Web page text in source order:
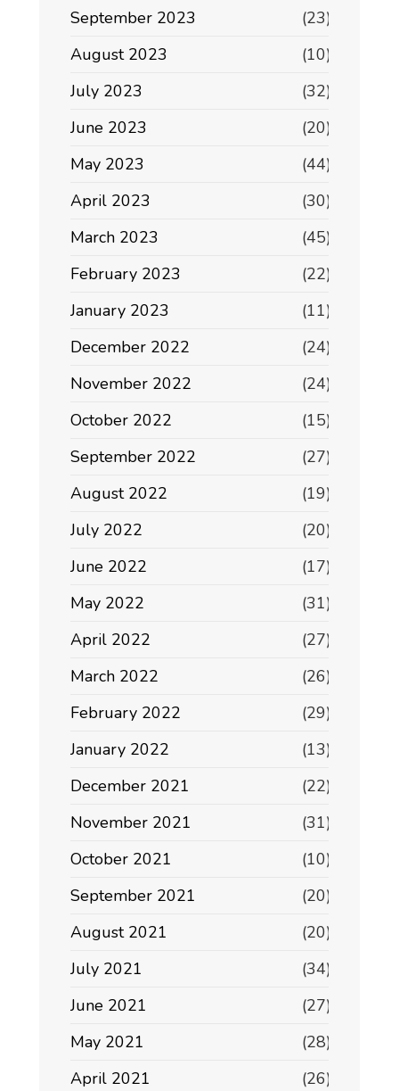
September 2023
(23)
August 2023
(10)
July 2023
(32)
June 2023
(20)
May 2023
(44)
April 2023
(30)
March 2023
(45)
February 2023
(22)
January 2023
(11)
December 2022
(24)
November 2022
(24)
October 2022
(15)
September 2022
(27)
August 2022
(19)
July 2022
(20)
June 2022
(17)
May 2022
(31)
April 2022
(27)
March 2022
(26)
February 2022
(29)
January 2022
(13)
December 2021
(22)
November 2021
(31)
October 2021
(10)
September 2021
(20)
August 2021
(20)
July 2021
(34)
June 2021
(27)
May 2021
(28)
April 2021
(26)